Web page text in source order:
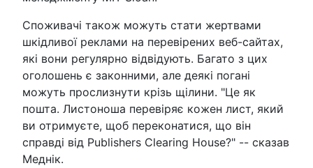
Споживачі також можуть стати жертвами
шкідливої реклами на перевірених веб-сайтах,
які вони регулярно відвідують. Багато з цих
оголошень є законними, але деякі погані
можуть прослизнути крізь щілини. "Це як
пошта. Листоноша перевіряє кожен лист, який
ви отримуєте, щоб переконатися, що він
справді від Publishers Clearing House?" -- сказав
Меднік.